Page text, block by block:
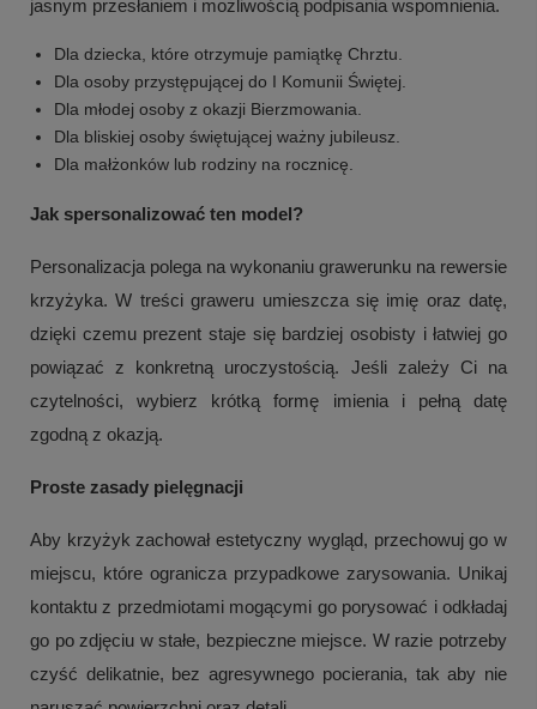
Zobacz więcej
jasnym przesłaniem i możliwością podpisania wspomnienia.
Dla dziecka, które otrzymuje pamiątkę Chrztu.
Dla osoby przystępującej do I Komunii Świętej.
Dla młodej osoby z okazji Bierzmowania.
Dla bliskiej osoby świętującej ważny jubileusz.
Dla małżonków lub rodziny na rocznicę.
Jak spersonalizować ten model?
Personalizacja polega na wykonaniu grawerunku na rewersie
krzyżyka. W treści graweru umieszcza się imię oraz datę,
dzięki czemu prezent staje się bardziej osobisty i łatwiej go
powiązać z konkretną uroczystością. Jeśli zależy Ci na
czytelności, wybierz krótką formę imienia i pełną datę
zgodną z okazją.
Proste zasady pielęgnacji
Aby krzyżyk zachował estetyczny wygląd, przechowuj go w
miejscu, które ogranicza przypadkowe zarysowania. Unikaj
kontaktu z przedmiotami mogącymi go porysować i odkładaj
go po zdjęciu w stałe, bezpieczne miejsce. W razie potrzeby
czyść delikatnie, bez agresywnego pocierania, tak aby nie